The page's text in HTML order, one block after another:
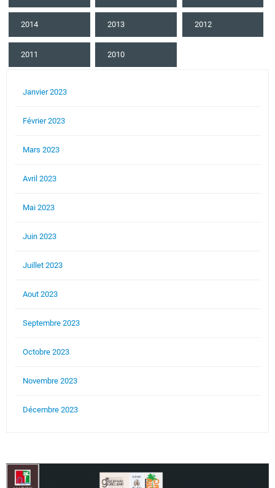
2014 2013 2012
2011 2010
Janvier 2023
Février 2023
Mars 2023
Avril 2023
Mai 2023
Juin 2023
Juillet 2023
Aout 2023
Septembre 2023
Octobre 2023
Novembre 2023
Décembre 2023